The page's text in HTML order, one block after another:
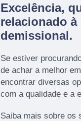
Excelência,
relacionado à
demissional.
Se estiver
de achar a melhor
encontrar diversas
com a qualidade e a
Saiba mais sobre os